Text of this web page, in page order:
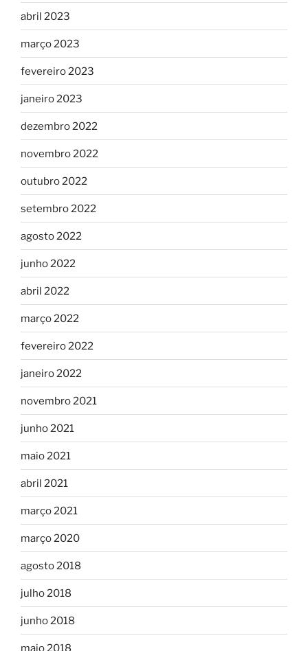
abril 2023
março 2023
fevereiro 2023
janeiro 2023
dezembro 2022
novembro 2022
outubro 2022
setembro 2022
agosto 2022
junho 2022
abril 2022
março 2022
fevereiro 2022
janeiro 2022
novembro 2021
junho 2021
maio 2021
abril 2021
março 2021
março 2020
agosto 2018
julho 2018
junho 2018
maio 2018